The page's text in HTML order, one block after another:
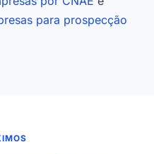
para prospecção